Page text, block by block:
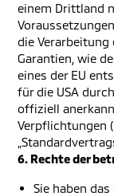
einem Drittland
die Verarbeitung
Garantien, wie
eines der EU
für die USA
offiziell
Verpflichtungen
6. Rechte der
Sie haben